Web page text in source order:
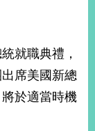
就職典禮，
席美國新總
於適當時機